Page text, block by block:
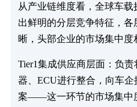
从产业链维度看，全球车
出鲜明的分层竞争特征，
晰，头部企业的市场集中度
Tier1集成供应商层面：负
器、ECU进行整合，向车
案——这一环节的市场集中